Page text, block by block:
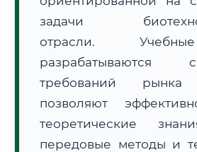
• Маршрут транзита:~2 452 км
• Экспресс-доставка СДЭК / Почтой:
📜 Документы и аккредитация
задачи
отрасли.
требований
позволяют
теоретические
передовые методы и